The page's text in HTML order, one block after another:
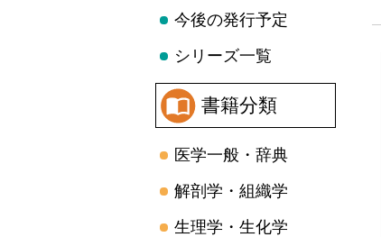
今後の発行予定
シリーズ一覧
書籍分類
医学一般・辞典
解剖学・組織学
生理学・生化学